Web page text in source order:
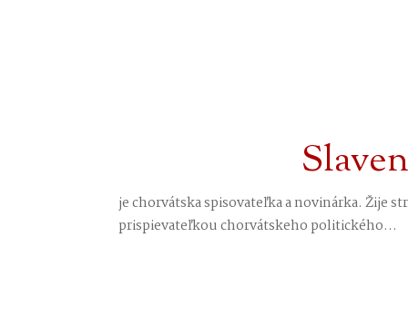
je chorvátska spisovateľka a novinárka. Žije
prispievateľkou chorvátskeho politického...